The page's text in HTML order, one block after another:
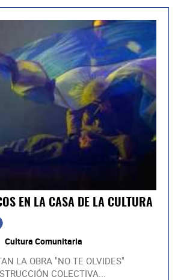
EN LA CASA DE LA CULTURA
Cultura Comunitaria
LA OBRA "NO TE OLVIDES"
COLECTIVA...